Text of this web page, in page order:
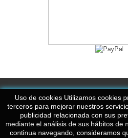
Información
Mi cuenta
Uso de cookies Utilizamos cookies
terceros para mejorar nuestros
publicidad relacionada con sus
mediante el análisis de sus hábitos de
continua navegando, consideramos